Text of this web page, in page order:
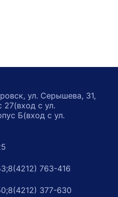
ул. Серышева, 31,
27(вход с ул.
Б(вход с ул.
8(4212) 763-416
8(4212) 377-630